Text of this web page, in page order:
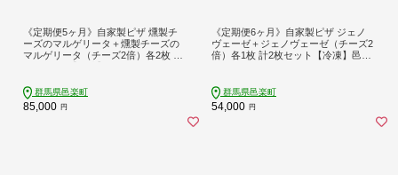
《定期便5ヶ月》自家製ピザ 燻製チ
ーズのマルゲリータ＋燻製チーズの
マルゲリータ（チーズ2倍）各2枚 計
群馬県邑楽町
85,000 円
《定期便6ヶ月》自家製ピザ ジェノ
ヴェーゼ＋ジェノヴェーゼ（チーズ2
倍）各1枚 計2枚セット【冷凍】邑楽
群馬県邑楽町
54,000 円